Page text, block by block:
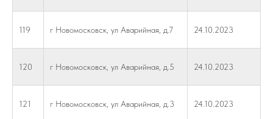
119 г Новомосковск, ул Аварийная, д.7 24.10.2023
120 г Новомосковск, ул Аварийная, д.5 24.10.2023
121 г Новомосковск, ул Аварийная, д.3 24.10.2023